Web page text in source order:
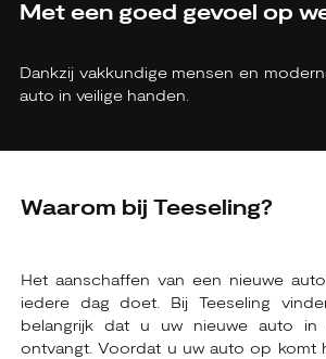
Met een goed gevoel op
Dankzij vakkundige mensen en
auto in veilige handen.
Waarom bij Teeseling?
Het aanschaffen van een nieuwe
iedere dag doet. Bij Teeseling
belangrijk dat u uw nieuwe auto
ontvangt. Voordat u uw auto op komt